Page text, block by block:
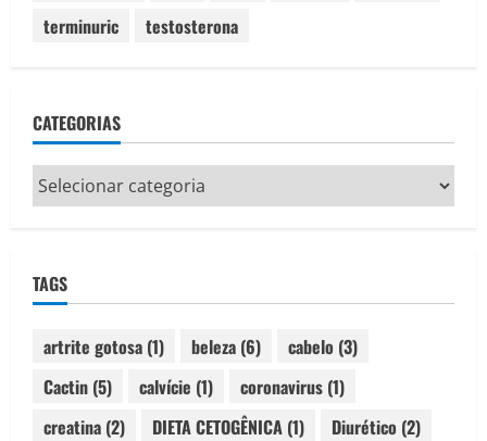
terminuric
testosterona
CATEGORIAS
Categorias
TAGS
artrite gotosa (1) beleza (6) cabelo (3)
Cactin (5) calvície (1) coronavirus (1)
creatina (2) DIETA CETOGÊNICA (1) Diurético (2)